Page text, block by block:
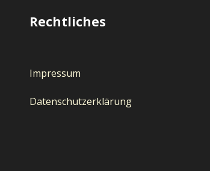
Rechtliches
Impressum
Datenschutzerklärung